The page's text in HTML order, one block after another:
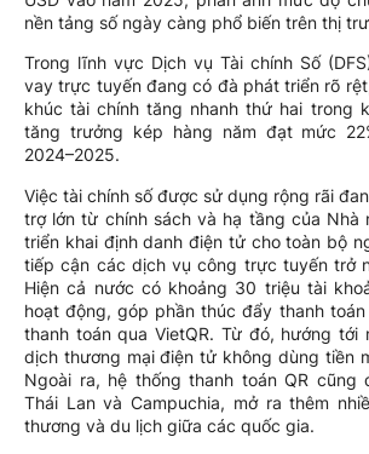
nền tảng số ngày càng phổ biến trên thị
Trong lĩnh vực Dịch vụ Tài chính Số
vay trực tuyến đang có đà phát triển rõ
khúc tài chính tăng nhanh thứ hai trong
tăng trưởng kép hàng năm đạt mức
2024–2025.
Việc tài chính số được sử dụng rộng rãi
trợ lớn từ chính sách và hạ tầng của Nhà
triển khai định danh điện tử cho toàn bộ
tiếp cận các dịch vụ công trực tuyến trở
Hiện cả nước có khoảng 30 triệu tài
hoạt động, góp phần thúc đẩy thanh
thanh toán qua VietQR. Từ đó, hướng tới
dịch thương mại điện tử không dùng tiền
Ngoài ra, hệ thống thanh toán QR cũng
Thái Lan và Campuchia, mở ra thêm
thương và du lịch giữa các quốc gia.